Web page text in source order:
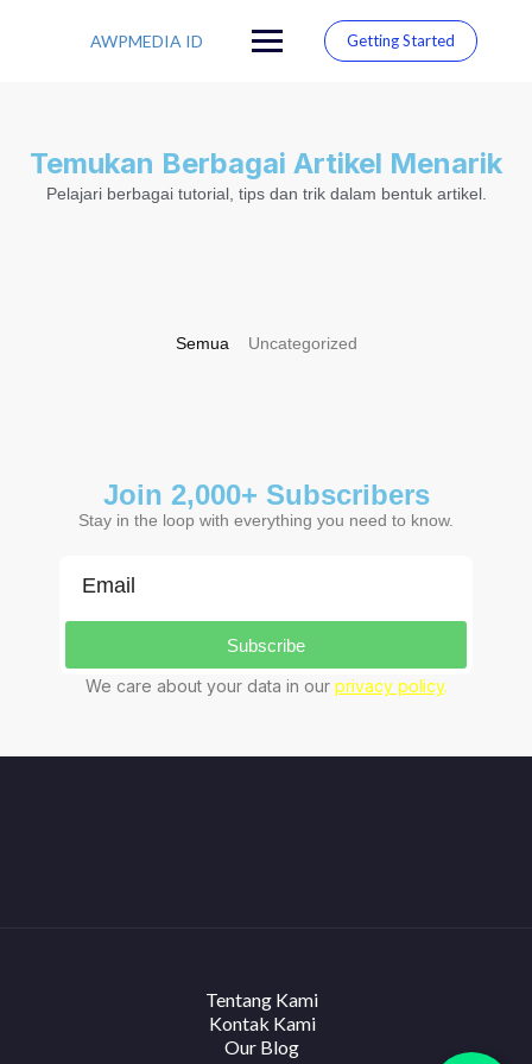
AWPMEDIA ID Getting Started
Temukan Berbagai Artikel Menarik
Pelajari berbagai tutorial, tips dan trik dalam bentuk artikel.
Uncategorized
Semua
Join 2,000+ Subscribers
Stay in the loop with everything you need to know.
Subscribe
We care about your data in our privacy policy.
Tentang Kami
Kontak Kami
Our Blog